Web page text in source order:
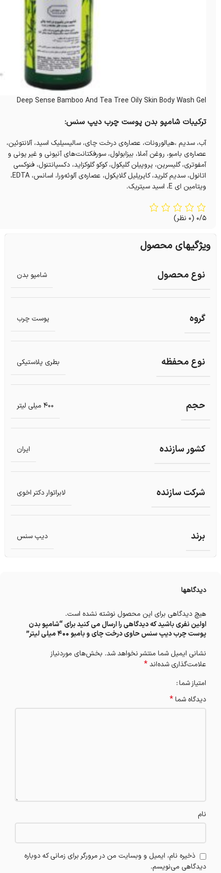
Deep Sense Bamboo And Tea Tree Oily Skin Body Wash Gel
ترکیبات شامپو بدن پوست چرب دیپ سنس:
آب، سدیم ،هیالورونات، عصاره‌ی درخت چای، سالیسیلیک اسید، آلانتوئین،
عصاره‌ی بامبو، روغن آملا، بیزابولول، سورفکتانت‌های آنیونی و غیر یونی و
آمفوتری، گلیسرین، پروپیلن گلیکول، کوکو گلوکزاید، دکسپانتنول، فنوکسی
اتانول، سدیم کلرید، کاپریلیل گلایکول، عصاره‌ی آلوئه‌ورا، اسانس، EDTA،
ویتامین ای E، اسید سیتریک.
0/5 (0 نظر)
ویژگیهای محصول
نوع محصول شامپو بدن
گروه پوست چرب
نوع محفظه بطری پلاستیکی
حجم 400 میلی لیتر
کشور سازنده ایران
شرکت سازنده لابراتوار دکتر اخوی
برند دیپ سنس
دیدگاهها
هیچ دیدگاهی برای این محصول نوشته نشده است.
اولین نفری باشید که دیدگاهی را ارسال می کنید برای “شامپو بدن
پوست چرب دیپ سنس حاوی درخت چای و بامبو 400 میلی لیتر”
نشانی ایمیل شما منتشر نخواهد شد. بخش‌های موردنیاز
علامت‌گذاری شده‌اند*
امتیاز شما
دیدگاه شما*
نام
ذخیره نام، ایمیل و وبسایت من در مرورگر برای زمانی که دوباره
دیدگاهی می‌نویسم.